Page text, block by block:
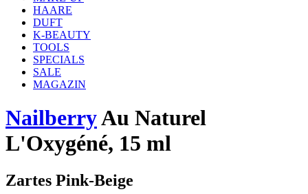
HAARE
DUFT
K-BEAUTY
TOOLS
SPECIALS
SALE
MAGAZIN
NailberryAu Naturel
L'Oxygéné, 15 ml
Zartes Pink-Beige